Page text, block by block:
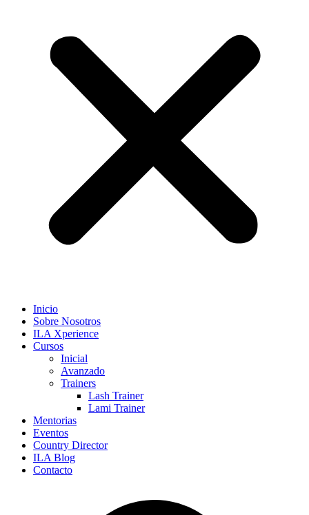
Inicio
Sobre Nosotros
ILA Xperience
Cursos
Inicial
Avanzado
Trainers
Lash Trainer
Lami Trainer
Mentorias
Eventos
Country Director
ILA Blog
Contacto